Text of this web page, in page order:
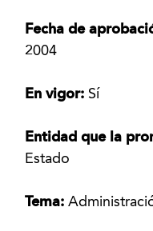
Fecha de
2004
En vigor: Sí
Entidad que la
Estado
Tema: